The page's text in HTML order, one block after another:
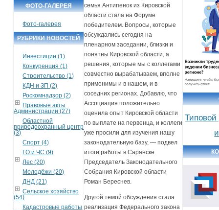
ФОТО-ГАЛЕРЕЯ
Фото-галерея
РУБРИКИ НОВОСТЕЙ
Инвестиции (1)
Конкуренция (1)
Строительство (1)
КДН и ЗП (2)
Роскомнадзор (2)
Правовые акты
Администрации (27)
Областной
природоохранный центр
(3)
Спорт (4)
ГО и ЧС (9)
Лес (20)
Молодёжи (20)
ДНД (21)
Сельское хозяйство
(54)
Кадастровые работы
семья Антипенок из Кировской
области стала на Форуме
победителем. Вопросы, которые
обсуждались сегодня на
пленарном заседании, близки и
понятны Кировской области, а
решения, которые мы с коллегами
совместно вырабатываем, вполне
применимы и в нашем, и в
соседних регионах. Добавлю, что
Ассоциация положительно
оценила опыт Кировской области
по выплате на первенца, и коллеги
уже просили для изучения нашу
законодательную базу, — подвел
итоги работы в Саранске
Председатель Законодательного
Собрания Кировской области
Роман Береснев.
Другой темой обсуждения стала
реализация Федерального закона